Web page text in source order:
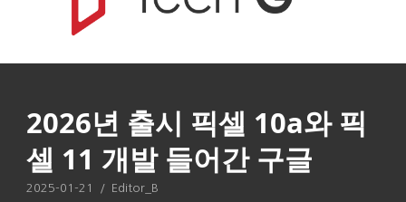
2026년 출시 픽셀 10a와 픽
셀 11 개발 들어간 구글
2025-01-21 / Editor_B